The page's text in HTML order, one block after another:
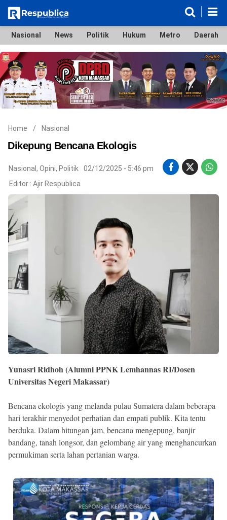
Nasional
News
Politik
Hukum
Metro
Daerah
Ekonomi & Bisnis
Lifestyle
Otomotif
Bola & Sport
Edukasi
Tokoh
Hiburan
Copyright
Respublica
.
All
Right
Reserved
Nasional News Politik Hukum Metro Daerah
Home / Nasional
Dikepung Bencana Ekologis
Nasional , Opini, Politik
02/12/2025 - 5:46 pm
Editor : Ajir Respublica
Yunasri Ridhoh (Alumni PPNK Lemhannas RI/Dosen
Universitas Negeri Makassar)
Bencana ekologis yang melanda pulau Sumatera dalam beberapa
hari terakhir menyedot perhatian dan empati publik. Kita tentu
berduka. Dalam hitungan jam, bencana mengepung, banjir
bandang, tanah longsor, dan gelombang air yang menghancurkan
permukiman serta lahan pertanian warga.